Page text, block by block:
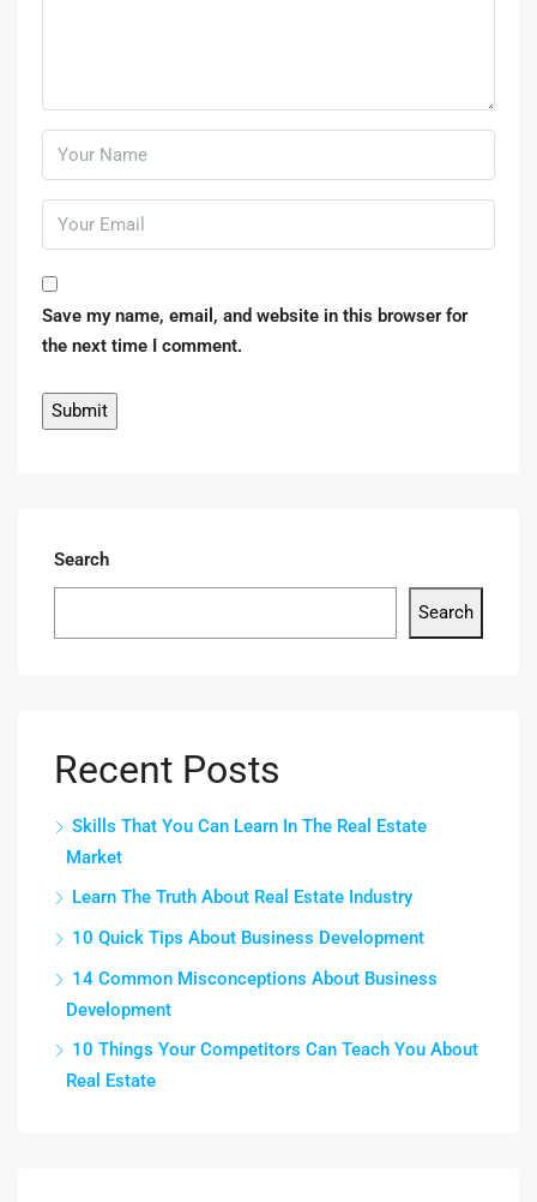
Save my name, email, and website in this browser for
the next time I comment.
Search
Search
Recent Posts
Skills That You Can Learn In The Real Estate
Market
Learn The Truth About Real Estate Industry
10 Quick Tips About Business Development
14 Common Misconceptions About Business
Development
10 Things Your Competitors Can Teach You About
Real Estate